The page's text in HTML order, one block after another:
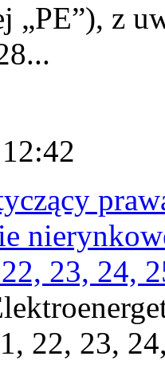
„PE”), z
23, 24,
22, 23,